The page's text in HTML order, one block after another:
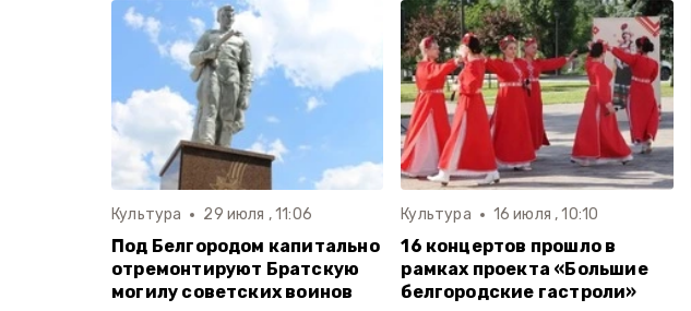
Культура 29 июля , 11:06
Под Белгородом капитально
отремонтируют Братскую
могилу советских воинов
Культура 16 июля , 10:10
16 концертов прошло в
рамках проекта «Большие
белгородские гастроли»